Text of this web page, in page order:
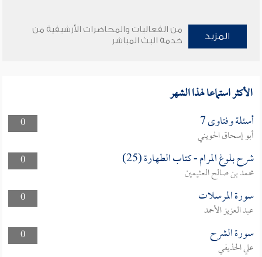
المزيد
من الفعاليات والمحاضرات الأرشيفية من
خدمة البث المباشر
الأكثر استماعا لهذا الشهر
0 أسئلة وفتاوى 7
أبو إسحاق الحويني
0
شرح بلوغ المرام - كتاب الطهارة (25)
محمد بن صالح العثيمين
0
سورة المرسلات
عبد العزيز الأحمد
0
سورة الشرح
علي الحذيفي